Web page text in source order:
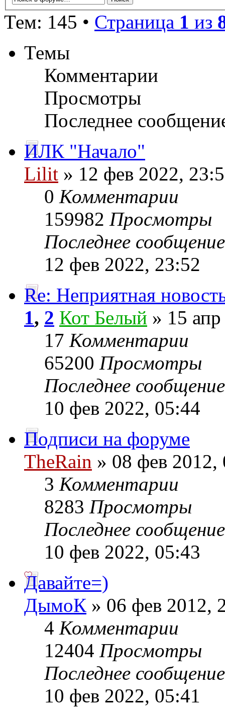
Тем: 145 • Страница 1 из
Темы
Комментарии
Просмотры
Последнее
ИЛК "Начало"
Lilit » 12 фев 2022,
0 Комментарии
159982 Просмотры
Последнее
12 фев 2022, 23:52
Re: Неприятная
1, 2 Кот Белый » 15
17 Комментарии
65200 Просмотры
Последнее
10 фев 2022, 05:44
Подписи на форуме
TheRain » 08 фев 2012,
3 Комментарии
8283 Просмотры
Последнее
10 фев 2022, 05:43
Давайте=)
ДымоК » 06 фев 2012,
4 Комментарии
12404 Просмотры
Последнее
10 фев 2022, 05:41